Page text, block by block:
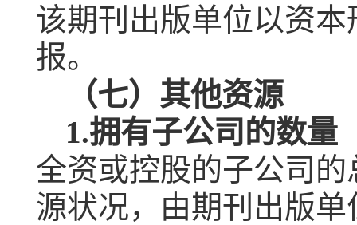
该期刊出版单位以资
报。
（七）其他资源
1.拥有子公司的数量
全资或控股的子公司
源状况，由期刊出版单